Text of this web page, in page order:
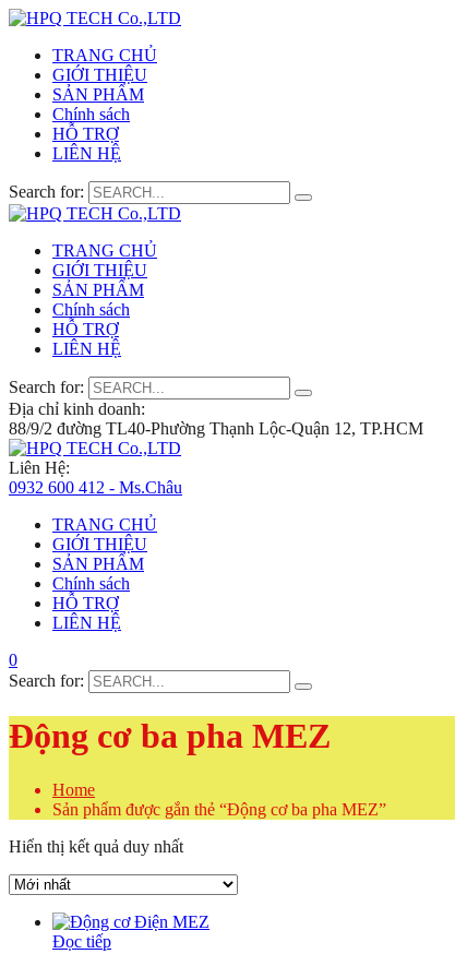
TRANG CHỦ
GIỚI THIỆU
SẢN PHẨM
Chính sách
HỖ TRỢ
LIÊN HỆ
Search for:
TRANG CHỦ
GIỚI THIỆU
SẢN PHẨM
Chính sách
HỖ TRỢ
LIÊN HỆ
Search for:
Địa chỉ kinh doanh:
88/9/2 đường TL40-Phường Thạnh Lộc-Quận 12, TP.HCM
Liên Hệ:
0932 600 412 - Ms.Châu
TRANG CHỦ
GIỚI THIỆU
SẢN PHẨM
Chính sách
HỖ TRỢ
LIÊN HỆ
0
Search for:
Động cơ ba pha MEZ
Home
Sản phẩm được gắn thẻ “Động cơ ba pha MEZ”
Hiển thị kết quả duy nhất
Đọc tiếp